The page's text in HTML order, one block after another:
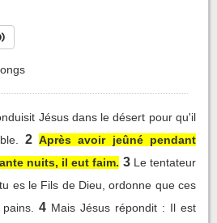
Jésus dans le désert pour qu'il
2 Après avoir jeûné pendant
nuits, il eut faim. 3 Le tentateur
es le Fils de Dieu, ordonne que ces
4 Mais Jésus répondit : Il est